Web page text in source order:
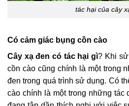
tác hại của cây
Có cảm giác bụng cồn cào
Cây xạ đen có tác hại gì? Khi
cồn cào cũng chính là một trong
đen trong quá trình sử dụng. Có
cào chính là một trong những tác